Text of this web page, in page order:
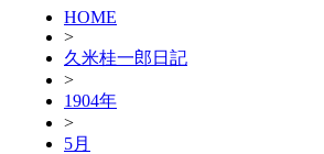
HOME
>
久米桂一郎日記
>
1904年
>
5月